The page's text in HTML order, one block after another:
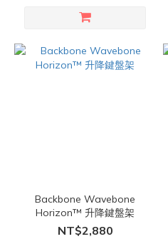
Backbone Wavebone
Horizon™ 升降鍵盤架
NT$2,880